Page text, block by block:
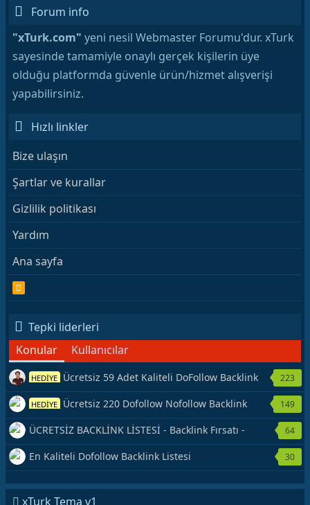
Forum info
"xTurk.com" yeni nesil Webmaster Forumu'dur. xTurk
sayesinde tamamiyle onaylı gerçek kişilerin üye
olduğu platformda güvenle ürün/hizmet alışverişi
yapabilirsiniz.
Hızlı linkler
Bize ulaşın
Şartlar ve kurallar
Gizlilik politikası
Yardım
Ana sayfa
S
Tepki liderleri
Konular
Kullanıcılar
HEDİYE Ücretsiz 59 Adet Kaliteli DoFollow Backlink
Kaynağı Veriyorum.
223
HEDİYE Ücretsiz 220 Dofollow Nofollow Backlink
Veriyorum
149
ÜCRETSİZ BACKLİNK LİSTESİ - Backlink Fırsatı -
Hemen Yetiş!
64
En Kaliteli Dofollow Backlink Listesi 30
xTurk Tema v1